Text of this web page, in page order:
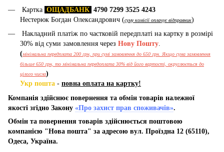
Картка ОЩАДБАНК 4790 7299 3525 4243
Нестерюк Богдан Олександрович (суму комісії оплачує відправник)
Накладний платіж по частковій передплаті на картку в розмірі
30% від суми замовлення через Нову Пошту.
(мінімальна передплата 200 грн, при сумі замовлення до 650 грн. Якщо сума замовлення
більше 650 грн, то мінімальна передоплата 30% від його вартості, округлюється до
цілого числа)
Укр пошта - повна оплата на картку!
Компанія здійснює повернення та обмін товарів належної
якості згідно Закону «Про захист прав споживачів».
Обмін та повернення товарів здійснюється поштовою
компанією "Нова пошта" за адресою вул. Проїздна 12 (65110),
Одеса, Україна.